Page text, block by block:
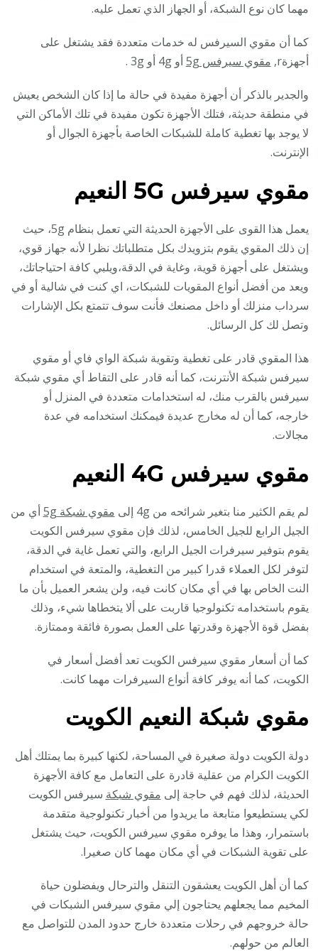
مهما كان نوع الشبكة، أو الجهاز الذي تعمل عليه.
كما أن مقوي السيرفس له خدمات متعددة فقد يشتغل على
أجهزةr,
مقوي سيرفس 5g أو 4g أو 3g .
والجدير بالذكر أن أجهزة مفيدة في حالة ما إذا كان الشخص يعيش
في منطقة حديثة، فتلك الأجهزة تكون مفيدة في تلك الأماكن التي
لا يوجد بها تغطية كاملة للشبكات الخاصة بأجهزة الجوال أو
الإنترنت.
مقوي سيرفس 5G النعيم
يعمل هذا القوى على الأجهزة الحديثة التي تعمل بنظام 5g، حيث
إن ذلك المقوي يقوم بتزويدك بكل متطلباتك نظرا لأنه جهاز قوي،
ويشتغل على أجهزة قوية، وغاية في الدقة،ويلبي كافة احتياجاتك،
ويعد من أفضل أنواع المقويات للشبكات، اي كنت في شالية أو في
سرداب منزلك أو داخل مصنعك فأنت سوف تتمتع بكل الإشارات
وتصل لك كل الرسائل.
هذا المقوي قادر على تغطية وتقوية شبكة الواي فاي أو مقوي
سيرفس شبكة الأنترنت، كما أنه قادر على التقاط أي مقوي شبكة
سيرفس بالقرب منك، له استخدامات متعددة في المنزل أو
خارجه، كما أن له مخارج عديدة فيمكنك استخدامه في عدة
مجالات.
مقوي سيرفس 4G النعيم
لم يقم الكثير منا بتغير شرائحه من 4g إلى مقوي شبكة 5g
أي من
الجيل الرابع للجيل الخامس، لذلك فإن مقوي سيرفس الكويت
يقوم بتوفير سيرفرات الجيل الرابع، والتي تعمل غاية في الدقة،
لتوفر لكل العملاء قدرا كبير من التغطية، والمتعة في استخدام
النت الخاص بها في أي مكان كانت فيه، ولن يشعر العميل بأن ما
يقوم باستخدامه تكنولوجيا قاربت على ألا يتخطاها شيء، وذلك
بفضل قوة الأجهزة وقدرتها على العمل بصورة فائقة وممتازة.
كما أن أسعار مقوي سيرفس الكويت تعد أفضل أسعار في
الكويت، كما أنه يوفر كافة أنواع السيرفرات مهما كانت.
مقوي شبكة النعيم الكويت
دولة الكويت دولة صغيرة في المساحة، لكنها كبيرة بما يمتلك أهل
الكويت الكرام من عقلية قادرة على التعامل مع كافة الأجهزة
الحديثة، لذلك فهم في حاجة إلى مقوي شبكة سيرفس الكويت
لكي يستطيعوا متابعة ما يريدوا من أخبار تكنولوجية متقدمة
باستمرار، وهذا ما يوفره مقوي سيرفس الكويت، حيث يشتغل
على تقوية الشبكات في أي مكان مهما كان صغيرا.
كما أن أهل الكويت يعشقون التنقل والترحال ويفضلون حياة
المخيم مما يجعلهم يحتاجون إلي مقوي سيرفس الشبكات في
حالة خروجهم في رحلات متعددة خارج حدود المدن للتواصل مع
العالم من حولهم.